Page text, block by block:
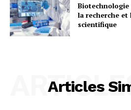
Biotechnologie
la recherche et
scientifique
Articles